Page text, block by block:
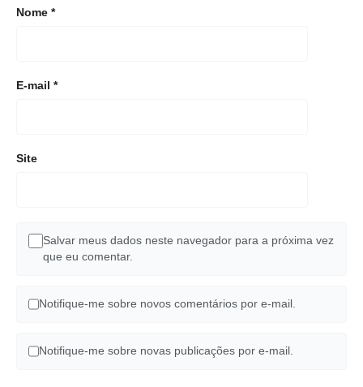
Nome *
E-mail *
Site
Salvar meus dados neste navegador para a próxima vez
que eu comentar.
Notifique-me sobre novos comentários por e-mail.
Notifique-me sobre novas publicações por e-mail.